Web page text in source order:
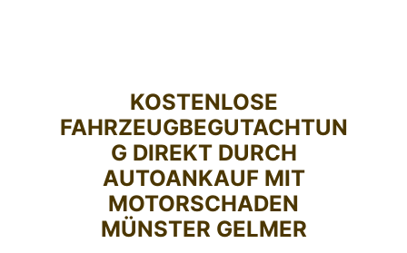
KOSTENLOSE
FAHRZEUGBEGUTACHTUN
G DIREKT DURCH
AUTOANKAUF MIT
MOTORSCHADEN
MÜNSTER GELMER